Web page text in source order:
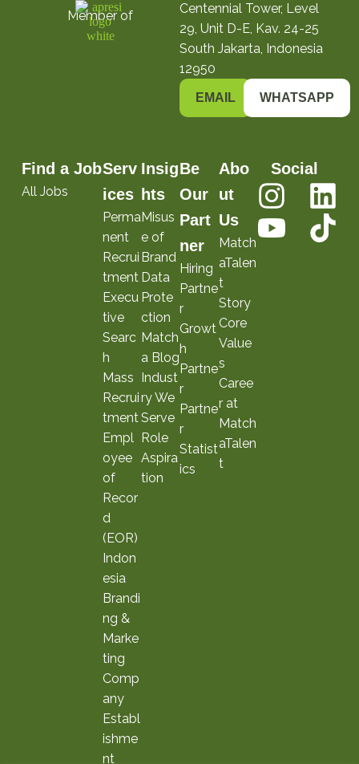
Centennial Tower, Level
29, Unit D-E, Kav. 24-25
South Jakarta, Indonesia
12950
EMAIL WHATSAPP
Member of
Find a Job
All Jobs
Serv
ices
Perma
nent
Recrui
tment
Execu
tive
Searc
h
Mass
Recrui
tment
Empl
oyee
of
Recor
d
(EOR)
Indon
esia
Brandi
ng &
Marke
ting
Comp
any
Establ
ishme
nt
Insig
hts
Misus
e of
Brand
Data
Prote
ction
Match
a Blog
Indust
ry We
Serve
Role
Aspira
tion
Be
Our
Part
ner
Hiring
Partne
r
Growt
h
Partne
r
Partne
r
Statist
ics
Abo
ut
Us
Match
aTalen
t
Story
Core
Value
s
Caree
r at
Match
aTalen
t
Social